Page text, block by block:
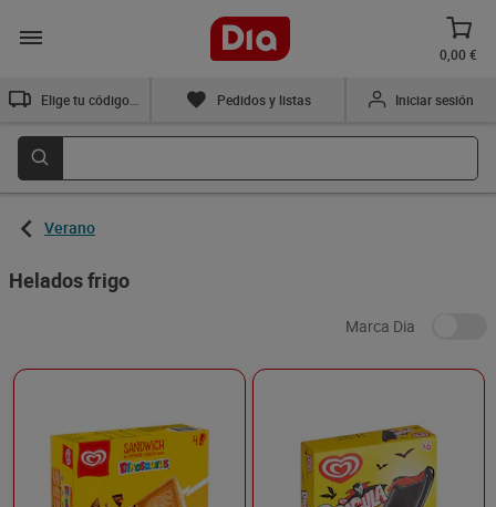
0,00 €
Pedidos y listas Iniciar sesión
Verano
Helados frigo
Marca Dia